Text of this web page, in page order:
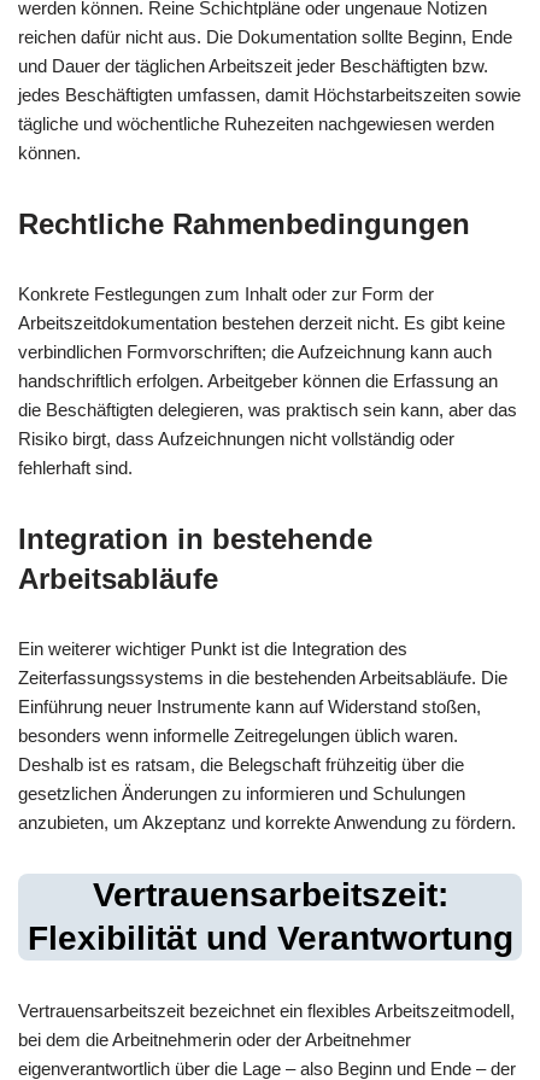
werden können. Reine Schichtpläne oder ungenaue Notizen
reichen dafür nicht aus. Die Dokumentation sollte Beginn, Ende
und Dauer der täglichen Arbeitszeit jeder Beschäftigten bzw.
jedes Beschäftigten umfassen, damit Höchstarbeitszeiten sowie
tägliche und wöchentliche Ruhezeiten nachgewiesen werden
können.
Rechtliche Rahmenbedingungen
Konkrete Festlegungen zum Inhalt oder zur Form der
Arbeitszeitdokumentation bestehen derzeit nicht. Es gibt keine
verbindlichen Formvorschriften; die Aufzeichnung kann auch
handschriftlich erfolgen. Arbeitgeber können die Erfassung an
die Beschäftigten delegieren, was praktisch sein kann, aber das
Risiko birgt, dass Aufzeichnungen nicht vollständig oder
fehlerhaft sind.
Integration in bestehende
Arbeitsabläufe
Ein weiterer wichtiger Punkt ist die Integration des
Zeiterfassungssystems in die bestehenden Arbeitsabläufe. Die
Einführung neuer Instrumente kann auf Widerstand stoßen,
besonders wenn informelle Zeitregelungen üblich waren.
Deshalb ist es ratsam, die Belegschaft frühzeitig über die
gesetzlichen Änderungen zu informieren und Schulungen
anzubieten, um Akzeptanz und korrekte Anwendung zu fördern.
Vertrauensarbeitszeit:
Flexibilität und Verantwortung
Vertrauensarbeitszeit bezeichnet ein flexibles Arbeitszeitmodell,
bei dem die Arbeitnehmerin oder der Arbeitnehmer
eigenverantwortlich über die Lage – also Beginn und Ende – der